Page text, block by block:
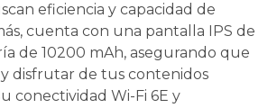
eficiencia y capacidad de
cuenta con una pantalla IPS de
de 10200 mAh, asegurando que
disfrutar de tus contenidos
conectividad Wi-Fi 6E y